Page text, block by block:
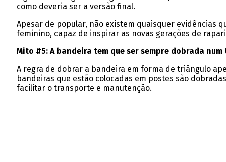
como deveria ser a versão final.
Apesar de popular, não existem quaisquer evidências
feminino, capaz de inspirar as novas gerações de
Mito #5: A bandeira tem que ser sempre dobrada
A regra de dobrar a bandeira em forma de triângulo
bandeiras que estão colocadas em postes são
facilitar o transporte e manutenção.